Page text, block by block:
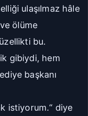
ulaşılmaz hâle
ölüme
bu.
gibiydi, hem
başkanı
istiyorum.“ diye